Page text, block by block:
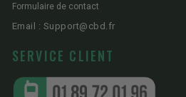
Formulaire de contact
Email : Support@cbd.fr
SERVICE CLIENT